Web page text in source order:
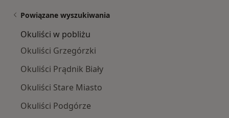
Powiązane wyszukiwania
Okuliści w pobliżu
Okuliści Grzegórzki
Okuliści Prądnik Biały
Okuliści Stare Miasto
Okuliści Podgórze